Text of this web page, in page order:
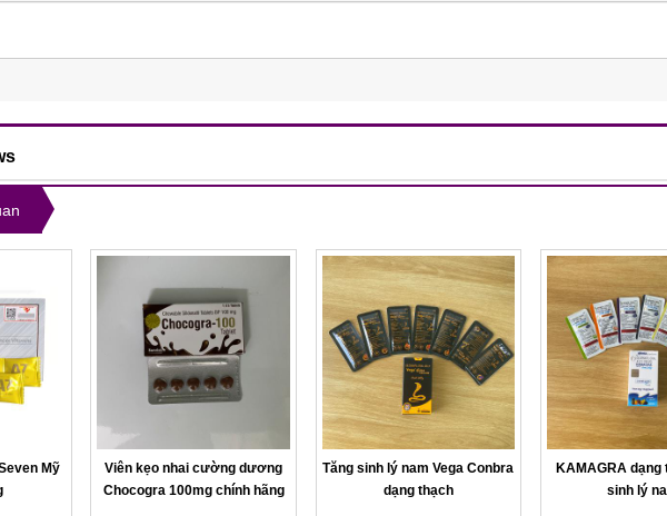
Mỹ
Viên kẹo nhai cường dương
Chocogra 100mg chính hãng
Tăng sinh lý nam Vega Conbra
dạng thạch
KAMAGRA dạng
sinh lý